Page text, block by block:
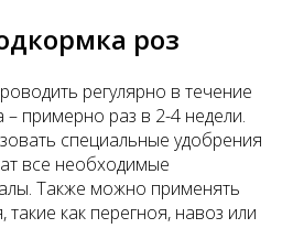
роз
регулярно в течение
– примерно раз в 2-4 недели.
специальные удобрения
все необходимые
Также можно применять
как перегноя, навоз или